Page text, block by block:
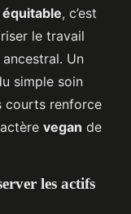
, c’est
le travail
Un
simple soin
courts renforce
vegan de
les actifs